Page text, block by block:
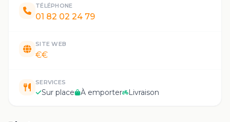
TÉLÉPHONE
01 82 02 24 79
SITE WEB
€€
SERVICES
Sur place À emporter Livraison